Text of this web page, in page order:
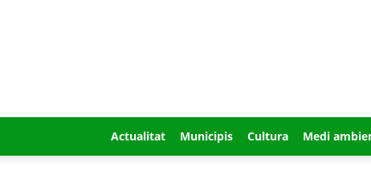
Actualitat Municipis Cultura Medi